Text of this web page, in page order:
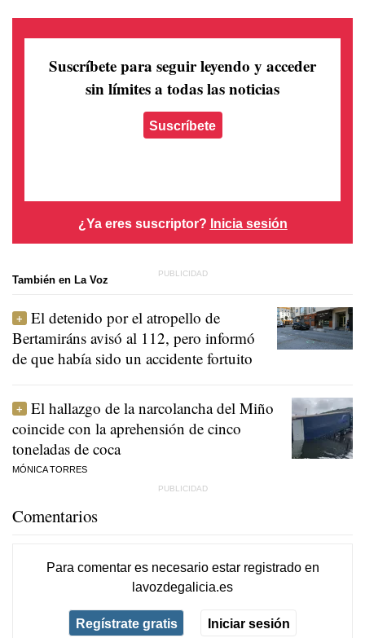
Suscríbete para seguir leyendo y acceder
sin límites a todas las noticias
Suscríbete
¿Ya eres suscriptor? Inicia sesión
También en La Voz
El detenido por el atropello de
Bertamiráns avisó al 112, pero informó
de que había sido un accidente fortuito
El hallazgo de la narcolancha del Miño
coincide con la aprehensión de cinco
toneladas de coca
MÓNICA TORRES
Comentarios
Para comentar es necesario estar registradoen
lavozdegalicia.es
Regístrate gratis Iniciar sesión